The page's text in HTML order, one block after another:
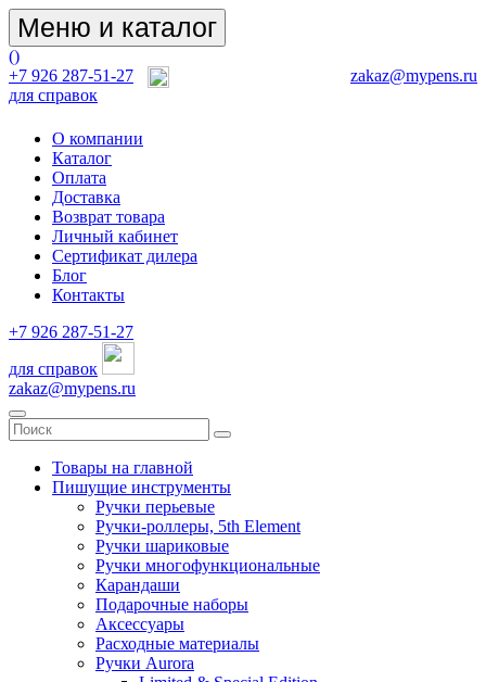
Меню и каталог
()
+7 926 287-51-27
для справок
zakaz@mypens.ru
О компании
Каталог
Оплата
Доставка
Возврат товара
Личный кабинет
Сертификат дилера
Блог
Контакты
+7 926 287-51-27
для справок
zakaz@mypens.ru
Товары на главной
Пишущие инструменты
Ручки перьевые
Ручки-роллеры, 5th Element
Ручки шариковые
Ручки многофункциональные
Карандаши
Подарочные наборы
Аксессуары
Расходные материалы
Ручки Aurora